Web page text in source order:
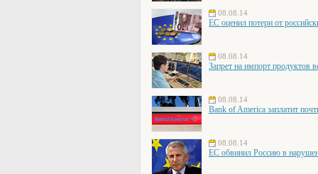
08.08.14
ЕС оценил потери от
08.08.14
Запрет на импорт продуктов
08.08.14
Bank of America заплатит
08.08.14
ЕС обвинил Россию в